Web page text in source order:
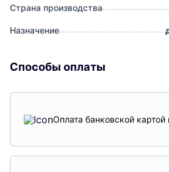
Страна производства
Назначение
Способы оплаты
Оплата банковской